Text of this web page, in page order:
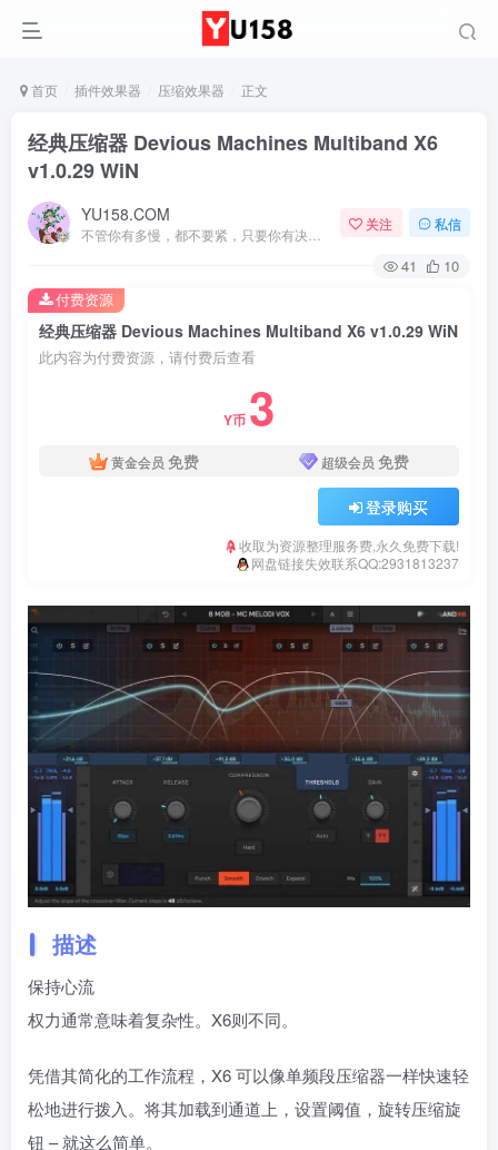
首页 插件效果器 压缩效果器 正文
经典压缩器 Devious Machines Multiband X6
v1.0.29 WiN
YU158.COM 关注 私信
41 10
经典压缩器 Devious Machines Multiband X6 v1.0.29 WiN
此内容为付费资源，请付费后查看
Y币 3
黄金会员 免费 超级会员 免费
登录购买
收取为资源整理服务费,永久免费下载!
网盘链接失效联系QQ:2931813237
付费资源
描述
保持心流
权力通常意味着复杂性。X6则不同。
凭借其简化的工作流程，X6 可以像单频段压缩器一样快速轻
松地进行拨入。将其加载到通道上，设置阈值，旋转压缩旋
钮 – 就这么简单。